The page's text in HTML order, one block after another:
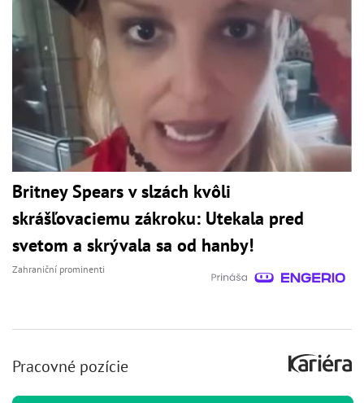
Britney Spears v slzách kvôli
skrášľovaciemu zákroku: Utekala pred
svetom a skrývala sa od hanby!
Zahraniční prominenti
Pracovné pozície